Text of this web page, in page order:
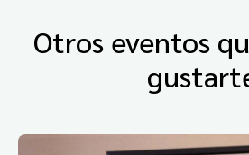
Otros eventos